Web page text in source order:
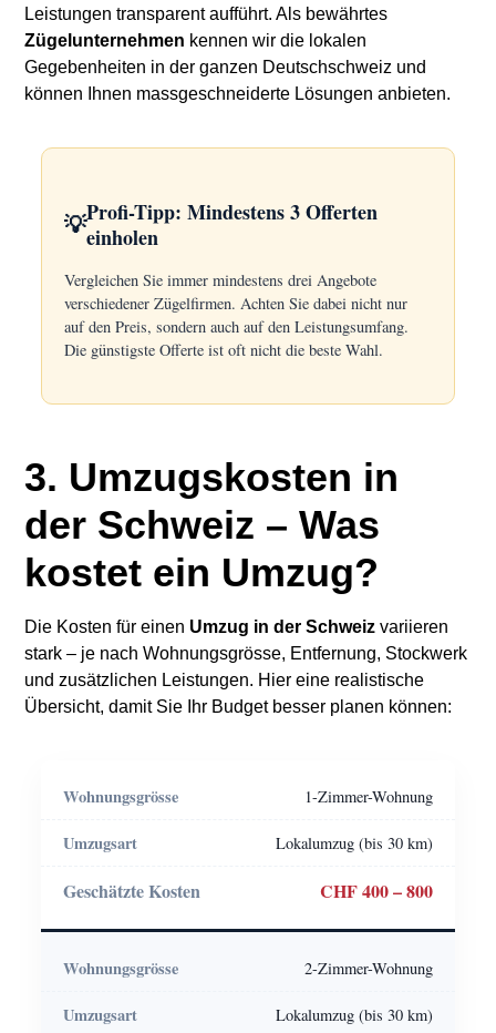
Leistungen transparent aufführt. Als bewährtes
Zügelunternehmen kennen wir die lokalen
Gegebenheiten in der ganzen Deutschschweiz und
können Ihnen massgeschneiderte Lösungen anbieten.
💡Profi-Tipp: Mindestens 3 Offerten
einholen
Vergleichen Sie immer mindestens drei Angebote
verschiedener Zügelfirmen. Achten Sie dabei nicht nur
auf den Preis, sondern auch auf den Leistungsumfang.
Die günstigste Offerte ist oft nicht die beste Wahl.
3. Umzugskosten in
der Schweiz – Was
kostet ein Umzug?
Die Kosten für einen Umzug in der Schweiz variieren
stark – je nach Wohnungsgrösse, Entfernung, Stockwerk
und zusätzlichen Leistungen. Hier eine realistische
Übersicht, damit Sie Ihr Budget besser planen können:
1-Zimmer-Wohnung
Lokalumzug (bis 30 km)
CHF 400 – 800
2-Zimmer-Wohnung
Lokalumzug (bis 30 km)